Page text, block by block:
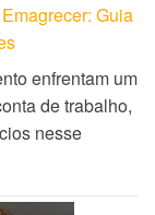
Guia
enfrentam um
de trabalho,
nesse